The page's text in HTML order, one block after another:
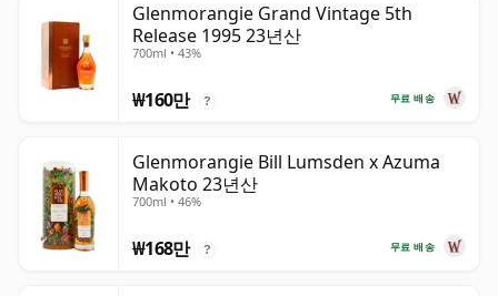
Glenmorangie Grand Vintage 5th
Release 1995 23년산
700ml • 43%
무료 배송
₩160만 ?
Glenmorangie Bill Lumsden x Azuma
Makoto 23년산
700ml • 46%
무료 배송
₩168만 ?